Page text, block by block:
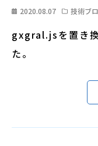
2020.08.07 技術ブ
gxgral.jsを置き
た。